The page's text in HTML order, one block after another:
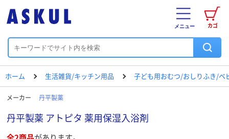
カゴ
メニュー
ホーム 生活雑貨/キッチン用品 子ども用おむつ/おしりふき/ベ
メーカー 丹平製薬
丹平製薬 アトピタ 薬用保湿入浴剤